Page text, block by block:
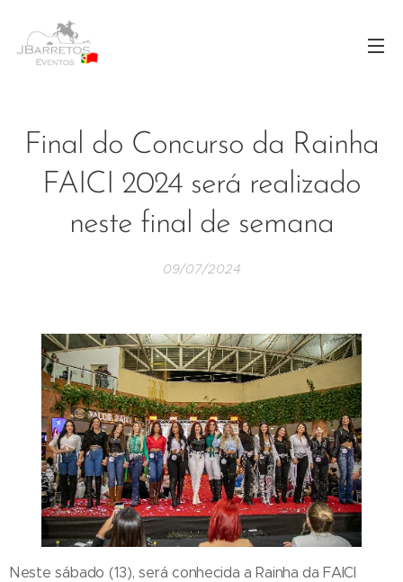
Final do Concurso da Rainha
FAICI 2024 será realizado
neste final de semana
09/07/2024
Neste sábado (13), será conhecida a Rainha da FAICI